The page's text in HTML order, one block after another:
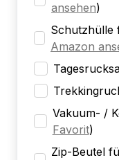
ansehen)
Schutzhülle
Amazon
Vakuum- /
Favorit)
Zip-Beutel